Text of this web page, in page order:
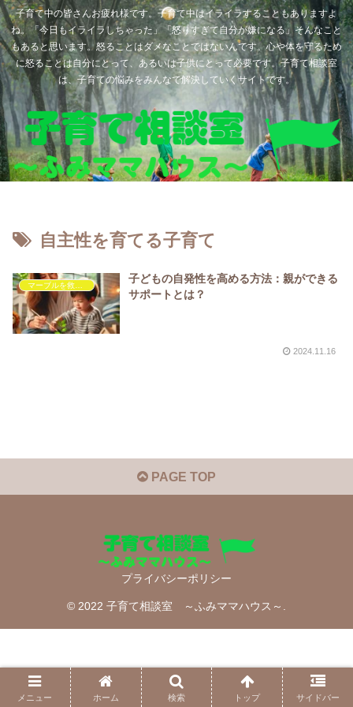
子育て中の皆さんお疲れ様です。子育て中はイライラすることもありますよ
ね。「今日もイライラしちゃった」「怒りすぎて自分が嫌になる」そんなこと
もあると思います。怒ることはダメなことではないんです。心や体を守るため
に怒ることは自分にとって、あるいは子供にとって必要です。子育て相談室
は、子育ての悩みをみんなで解決していくサイトです。
自主性を育てる子育て
子どもの自発性を高める方法：親ができる
サポートとは？
2024.11.16
PAGE TOP
プライバシーポリシー
© 2022 子育て相談室 ～ふみママハウス～.
メニュー ホーム 検索 トップ サイドバー